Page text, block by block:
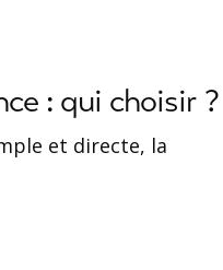
: qui choisir ?
et directe, la